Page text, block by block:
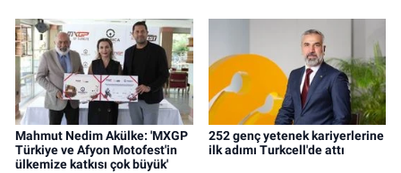
Mahmut Nedim Akülke: 'MXGP
Türkiye ve Afyon Motofest'in
ülkemize katkısı çok büyük'
252 genç yetenek kariyerlerine
ilk adımı Turkcell'de attı